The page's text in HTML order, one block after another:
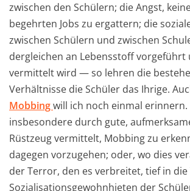
zwischen den Schülern; die Angst,
begehrten Jobs zu ergattern; die
zwischen Schülern und zwischen
dergleichen an Lebensstoff vorgeführt
vermittelt wird — so lehren die
Verhältnisse die Schüler das Ihrige.
Mobbingwill ich noch einmal
insbesondere durch gute,
Rüstzeug vermittelt, Mobbing zu
dagegen vorzugehen; oder, wo dies
der Terror, den es verbreitet, tief in
Sozialisationsgewohnhieten der